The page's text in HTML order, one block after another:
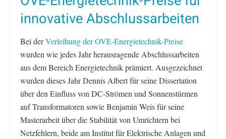
innovative Abschlussarbeiten
Bei derVerleihung der OVE-Energietechnik-Preise
wurden wie jedes Jahr herausragende Abschlussarbeiten
aus dem Bereich Energietechnik prämiert. Ausgezeichnet
wurden dieses Jahr Dennis Albert für seine Dissertation
über den Einfluss von DC-Strömen und Sonnenstürmen
auf Transformatoren sowie Benjamin Weis für seine
Masterarbeit über die Stabilität von Umrichtern bei
Netzfehlern, beide am Institut für Elektrische Anlagen und